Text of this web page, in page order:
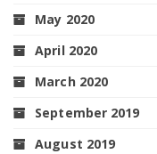
May 2020
April 2020
March 2020
September 2019
August 2019